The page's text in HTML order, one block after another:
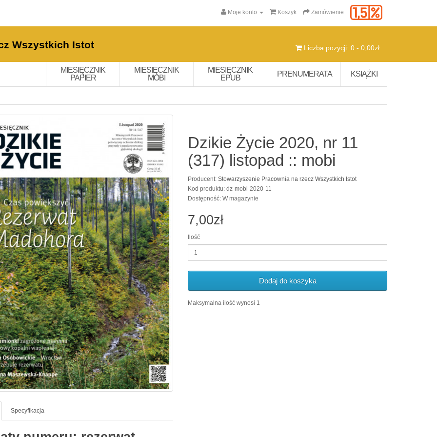
Moje konto Koszyk Zamówienie
Wszystkich Istot Liczba pozycji: 0 - 0,00zł
MIESIĘCZNIK
PAPIER
MIESIĘCZNIK
MOBI
MIESIĘCZNIK
EPUB
PRENUMERATA KSIĄŻKI
Specyfikacja
Dzikie Życie 2020, nr 11
(317) listopad :: mobi
Producent:Stowarzyszenie Pracownia na rzecz Wszystkich Istot
Kod produktu: dz-mobi-2020-11
Dostępność: W magazynie
7,00zł
Ilość
Dodaj do koszyka
Maksymalna ilość wynosi 1